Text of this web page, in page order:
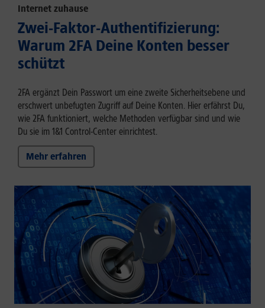
Internet zuhause
Zwei-Faktor-Authentifizierung:
Warum 2FA Deine Konten besser
schützt
2FA ergänzt Dein Passwort um eine zweite Sicherheitsebene und
erschwert unbefugten Zugriff auf Deine Konten. Hier erfährst Du,
wie 2FA funktioniert, welche Methoden verfügbar sind und wie
Du sie im 1&1 Control-Center einrichtest.
Mehr erfahren